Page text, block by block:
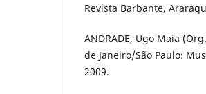
Revista Barbante,
ANDRADE, Ugo Maia
de Janeiro/São Paulo:
2009.